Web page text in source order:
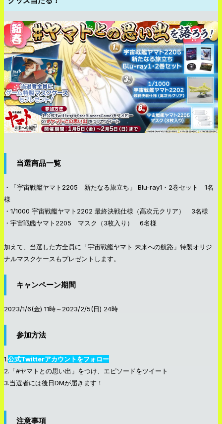
当選商品一覧
・「宇宙戦艦ヤマト2205 新たなる旅立ち」 Blu-ray1・2巻セット 1名
様
・1/1000 宇宙戦艦ヤマト2202 最終決戦仕様（高次元クリア） 3名様
・宇宙戦艦ヤマト2205 マスク（3枚入り） 6名様
加えて、当選した方全員に「宇宙戦艦ヤマト 未来への航路」特製オリジ
ナルマスクケースもプレゼントします。
キャンペーン期間
2023/1/6(金) 11時～2023/2/5(日) 24時
参加方法
1.公式Twitterアカウントをフォロー
2.「#ヤマトとの思い出」をつけ、エピソードをツイート
3.当選者には後日DMが届きます！
注意事項